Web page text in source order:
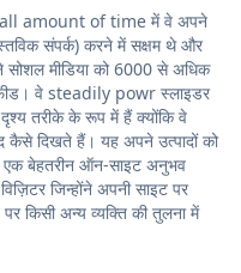
amount of time में वे अपने
संपर्क) करने में सक्षम थे और
मीडिया को 6000 से अधिक
फ़ीड। वे steadily powr स्लाइडर
तरीके के रूप में हैं क्योंकि वे
कैसे दिखते हैं। यह अपने उत्पादों को
एक बेहतरीन ऑन-साइट अनुभव
जिन्होंने अपनी साइट पर
किसी अन्य व्यक्ति की तुलना में